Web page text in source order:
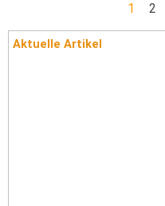
Gönnen Sie Ihrem Rücken
Sie sich von unseren
1 2
Aktuelle Artikel